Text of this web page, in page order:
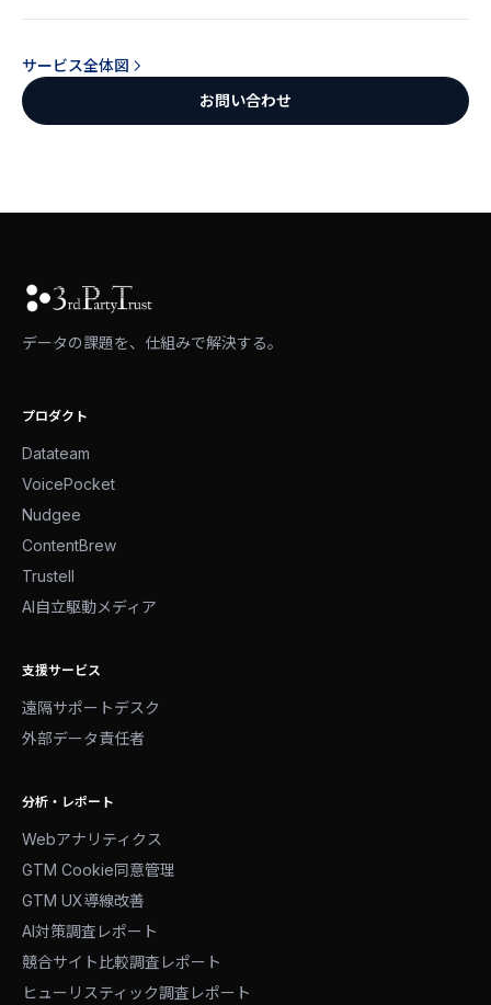
サービス全体図
お問い合わせ
データの課題を、仕組みで解決する。
プロダクト
Datateam
VoicePocket
Nudgee
ContentBrew
Trustell
AI自立駆動メディア
支援サービス
遠隔サポートデスク
外部データ責任者
分析・レポート
Webアナリティクス
GTM Cookie同意管理
GTM UX導線改善
AI対策調査レポート
競合サイト比較調査レポート
ヒューリスティック調査レポート